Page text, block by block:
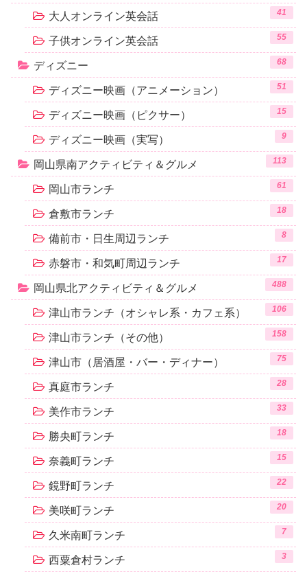
大人オンライン英会話 41
子供オンライン英会話 55
ディズニー 68
ディズニー映画（アニメーション） 51
ディズニー映画（ピクサー） 15
ディズニー映画（実写） 9
岡山県南アクティビティ＆グルメ 113
岡山市ランチ 61
倉敷市ランチ 18
備前市・日生周辺ランチ 8
赤磐市・和気町周辺ランチ 17
岡山県北アクティビティ＆グルメ 488
津山市ランチ（オシャレ系・カフェ系） 106
津山市ランチ（その他） 158
津山市（居酒屋・バー・ディナー） 75
真庭市ランチ 28
美作市ランチ 33
勝央町ランチ 18
奈義町ランチ 15
鏡野町ランチ 22
美咲町ランチ 20
久米南町ランチ 7
西粟倉村ランチ 3